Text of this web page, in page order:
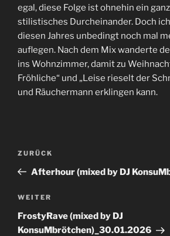
EMBED
egal, diese Folge ist ohnehin ein
stilistisches Durcheinander. Doch
diesen Jahres unbedingt noch mal
auflegen. Nach dem Mix wanderte
ins Wohnzimmer, damit zu
Fröhliche“ und „Leise rieselt der
und Räuchermann erklingen kann.
Beitrags-
Vorheriger
Beitrag
ZURÜCK
Afterhour (mixed by DJ
Nächster
Beitrag
WEITER
FrostyRave (mixed by DJ
KonsuMbrötchen)_30.01.2026